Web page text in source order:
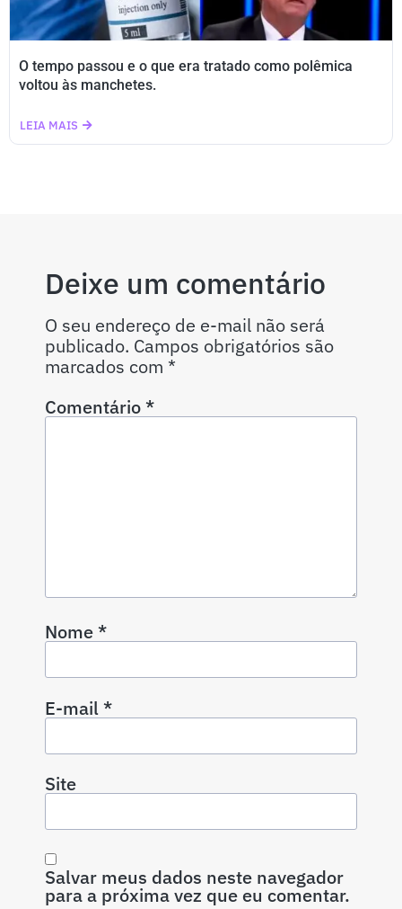
O tempo passou e o que era tratado como polêmica
voltou às manchetes.
LEIA MAIS
Deixe um comentário
O seu endereço de e-mail não será
publicado. Campos obrigatórios são
marcados com *
Comentário*
Nome*
E-mail*
Site
Salvar meus dados neste navegador
para a próxima vez que eu comentar.